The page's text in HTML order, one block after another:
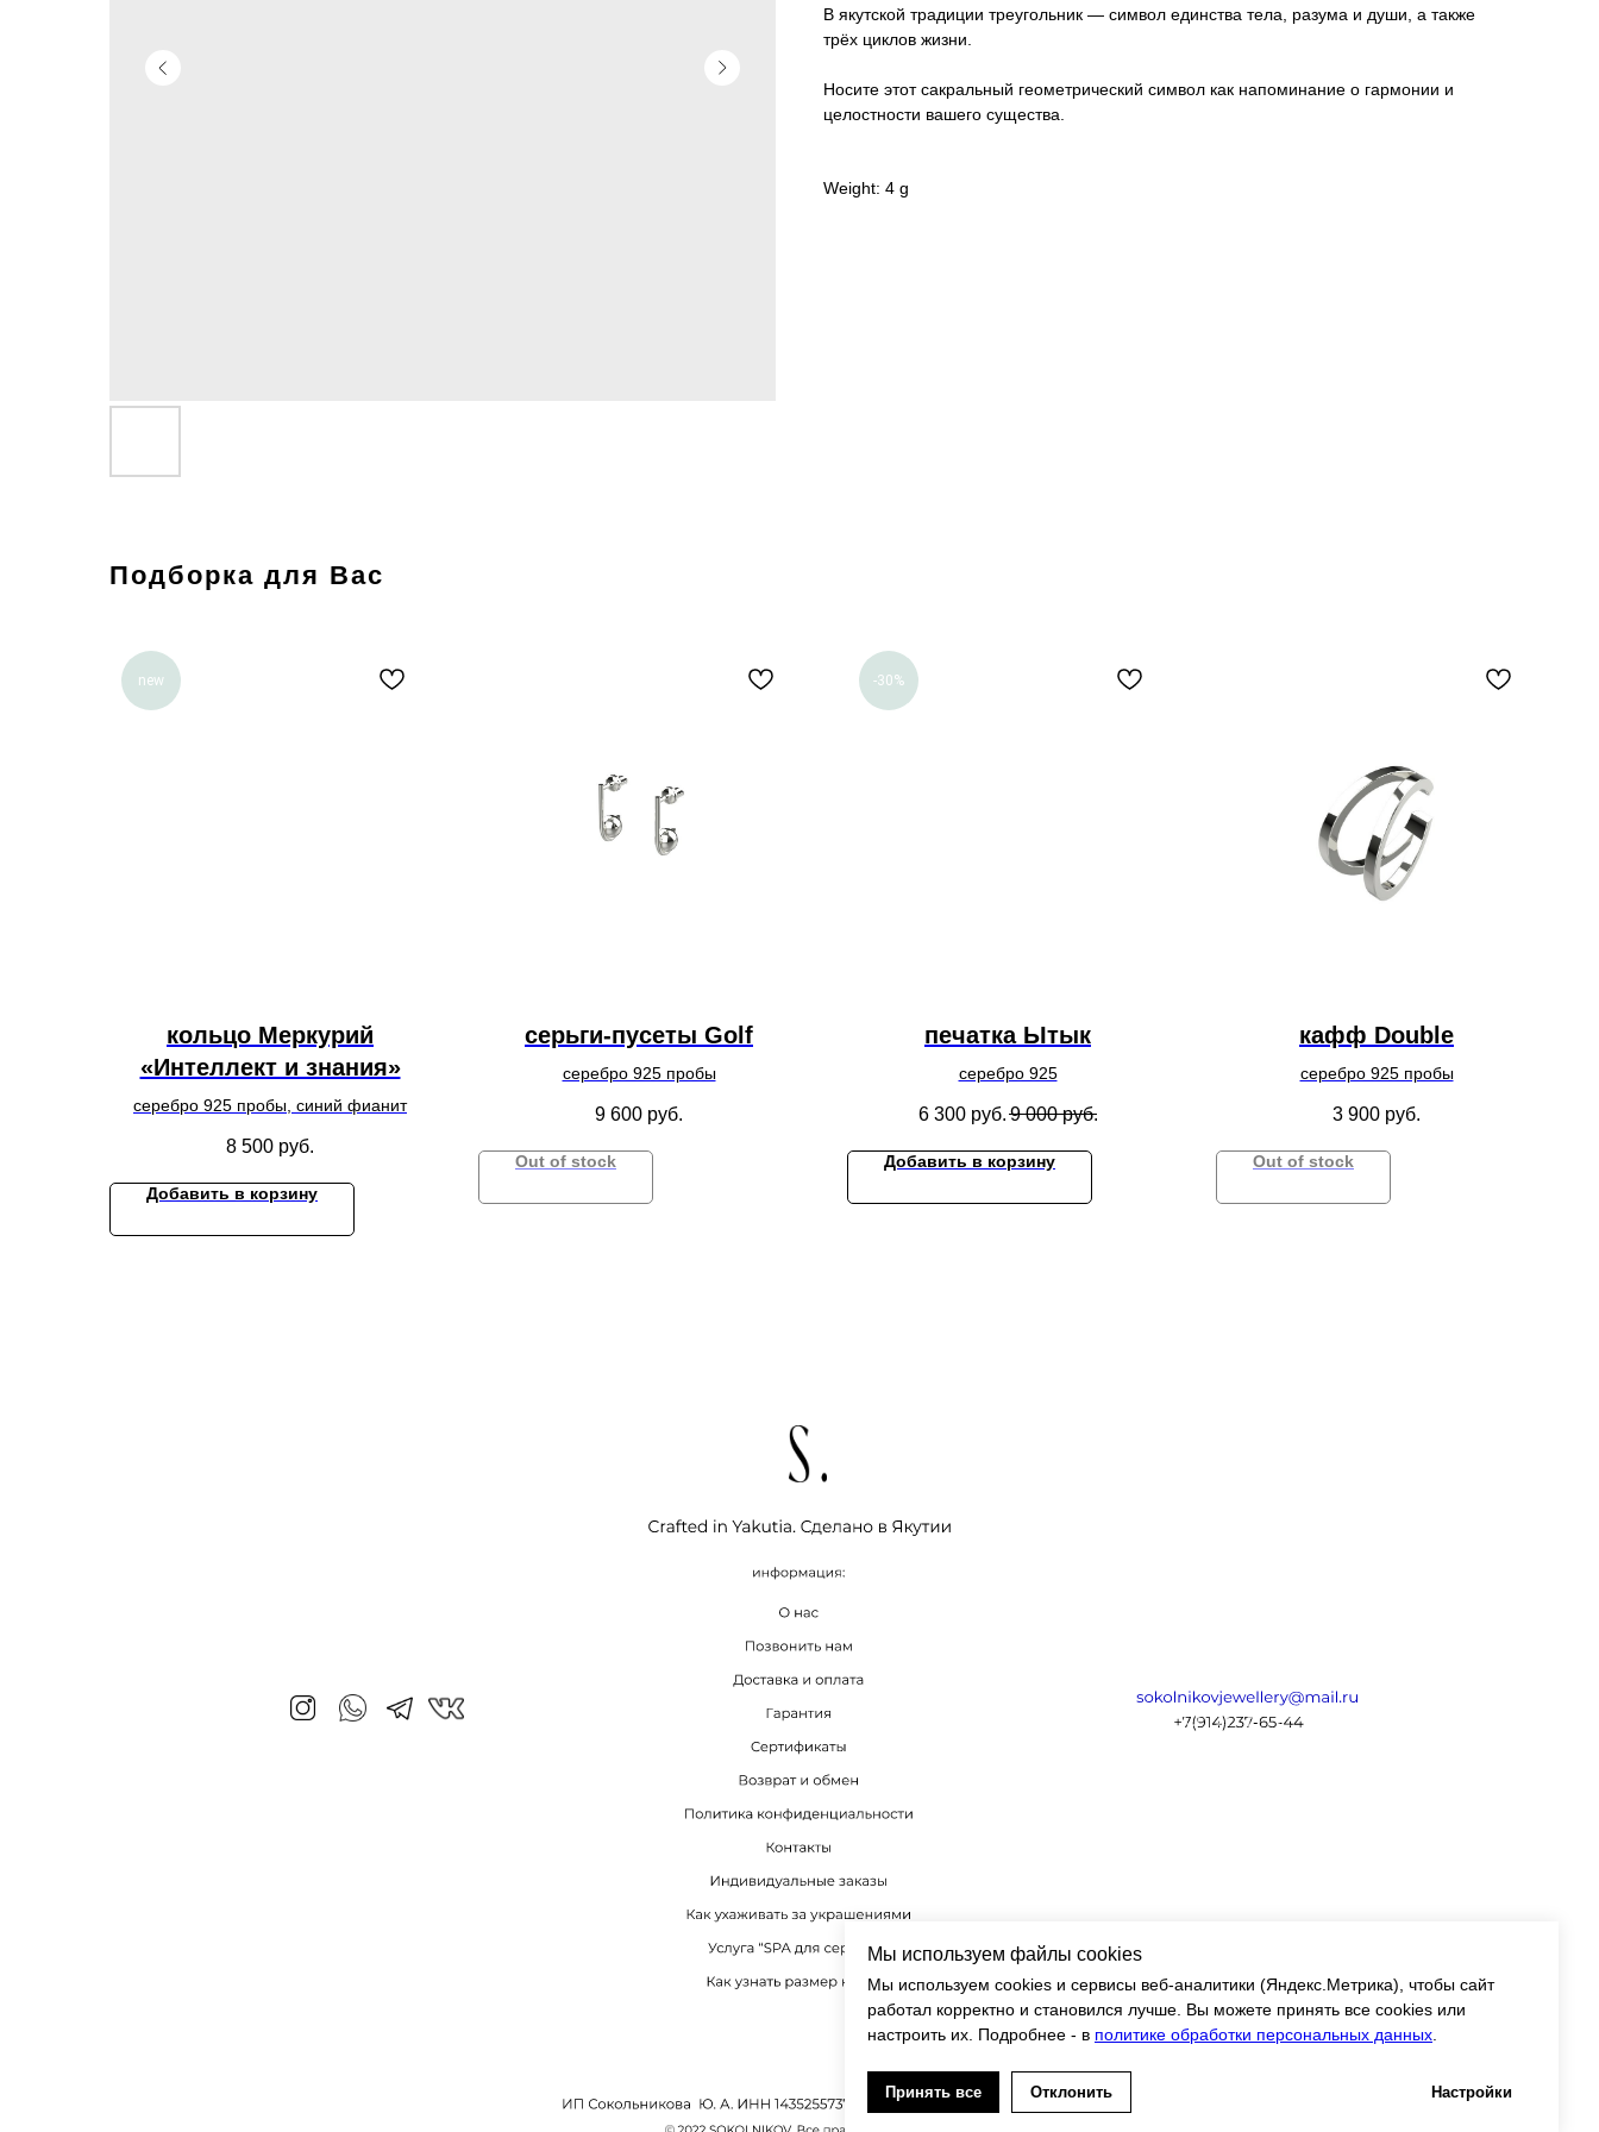
Мы используем файлы cookies
Мы используем cookies и сервисы веб-аналитики (Яндекс.Метрика), чтобы сайт
работал корректно и становился лучше. Вы можете принять все cookies или
настроить их. Подробнее - в политике обработки персональных данных.
Принять все Отклонить Настройки
В якутской традиции треугольник — символ единства тела, разума и души, а также
трёх циклов жизни.
Носите этот сакральный геометрический символ как напоминание о гармонии и
целостности вашего существа.
Weight: 4 g
Подборка для Вас
new
кольцо Меркурий
«Интеллект и знания»
серебро 925 пробы, синий фианит
8 500 руб.
Добавить в корзину
серьги-пусеты Golf
серебро 925 пробы
9 600 руб.
Out of stock
-30%
печатка Ытык
серебро 925
6 300 руб. 9 000 руб.
Добавить в корзину
кафф Double
серебро 925 пробы
3 900 руб.
Out of stock
К О Л Ь Е